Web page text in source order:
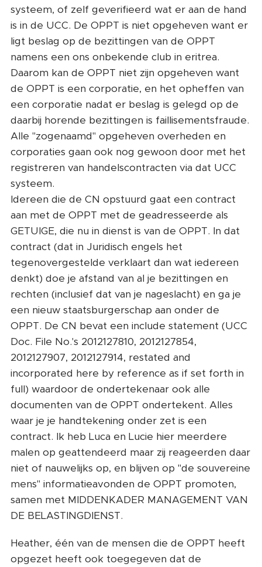
systeem, of zelf geverifieerd wat er aan de hand
is in de UCC. De OPPT is niet opgeheven want er
ligt beslag op de bezittingen van de OPPT
namens een ons onbekende club in eritrea.
Daarom kan de OPPT niet zijn opgeheven want
de OPPT is een corporatie, en het opheffen van
een corporatie nadat er beslag is gelegd op de
daarbij horende bezittingen is faillisementsfraude.
Alle "zogenaamd" opgeheven overheden en
corporaties gaan ook nog gewoon door met het
registreren van handelscontracten via dat UCC
systeem.
Idereen die de CN opstuurd gaat een contract
aan met de OPPT met de geadresseerde als
GETUIGE, die nu in dienst is van de OPPT. In dat
contract (dat in Juridisch engels het
tegenovergestelde verklaart dan wat iedereen
denkt) doe je afstand van al je bezittingen en
rechten (inclusief dat van je nageslacht) en ga je
een nieuw staatsburgerschap aan onder de
OPPT. De CN bevat een include statement (UCC
Doc. File No.'s 2012127810, 2012127854,
2012127907, 2012127914, restated and
incorporated here by reference as if set forth in
full) waardoor de ondertekenaar ook alle
documenten van de OPPT ondertekent. Alles
waar je je handtekening onder zet is een
contract. Ik heb Luca en Lucie hier meerdere
malen op geattendeerd maar zij reageerden daar
niet of nauwelijks op, en blijven op "de souvereine
mens" informatieavonden de OPPT promoten,
samen met MIDDENKADER MANAGEMENT VAN
DE BELASTINGDIENST.
Heather, één van de mensen die de OPPT heeft
opgezet heeft ook toegegeven dat de